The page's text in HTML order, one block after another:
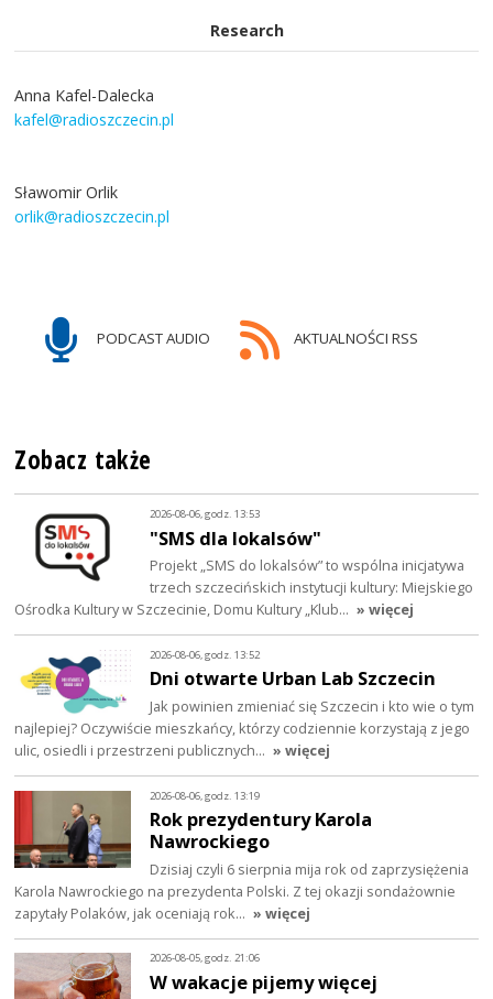
Research
Anna Kafel-Dalecka
kafel@radioszczecin.pl
Sławomir Orlik
orlik@radioszczecin.pl
PODCAST AUDIO AKTUALNOŚCI RSS
Zobacz także
2026-08-06, godz. 13:53
"SMS dla lokalsów"
Projekt „SMS do lokalsów” to wspólna inicjatywa
trzech szczecińskich instytucji kultury: Miejskiego
Ośrodka Kultury w Szczecinie, Domu Kultury „Klub… » więcej
2026-08-06, godz. 13:52
Dni otwarte Urban Lab Szczecin
Jak powinien zmieniać się Szczecin i kto wie o tym
najlepiej? Oczywiście mieszkańcy, którzy codziennie korzystają z jego
ulic, osiedli i przestrzeni publicznych… » więcej
2026-08-06, godz. 13:19
Rok prezydentury Karola
Nawrockiego
Dzisiaj czyli 6 sierpnia mija rok od zaprzysiężenia
Karola Nawrockiego na prezydenta Polski. Z tej okazji sondażownie
zapytały Polaków, jak oceniają rok… » więcej
2026-08-05, godz. 21:06
W wakacje pijemy więcej